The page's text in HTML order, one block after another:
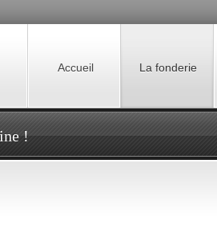
Accueil La fonderie
!